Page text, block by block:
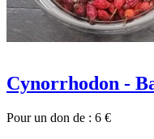
Cynorrhodon -
Pour un don de : 6 €